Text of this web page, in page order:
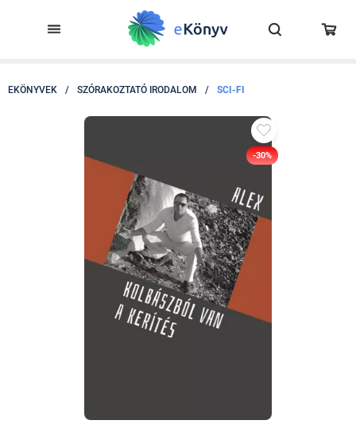
EKÖNYVEK / SZÓRAKOZTATÓ IRODALOM / SCI-FI
-30%